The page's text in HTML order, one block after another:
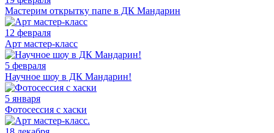
Мастерим открытку папе в ДК Мандарин
12 февраля
Арт мастер-класс
5 февраля
Научное шоу в ДК Мандарин!
5 января
Фотосессия с хаски